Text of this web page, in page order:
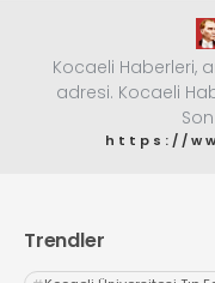
Kocaeli Haberleri,
adresi. Kocaeli
https://
Trendler